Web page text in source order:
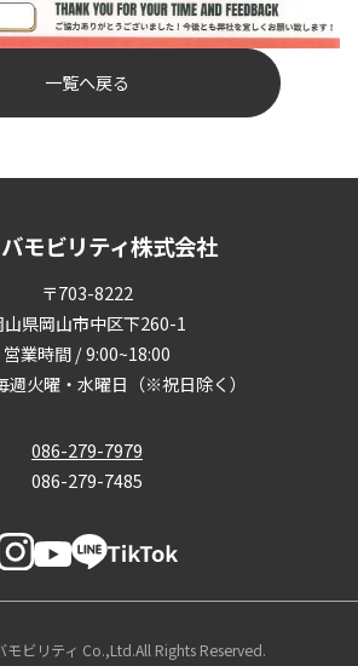
一覧へ戻る
モビリティ株式会社
〒703-8222
山県岡山市中区下260-1
営業時間 / 9:00~18:00
週火曜・水曜日（※祝日除く）
086-279-7979
086-279-7485
ビリティ Co.,Ltd.All Rights Reserved.